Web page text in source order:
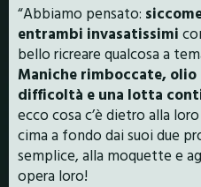
“Abbiamo pensato:
entrambi invasatissimi
bello ricreare qualcosa a
Maniche rimboccate,
difficoltà e una lotta
ecco cosa c’è dietro alla
cima a fondo dai suoi due
semplice, alla moquette e
opera loro!